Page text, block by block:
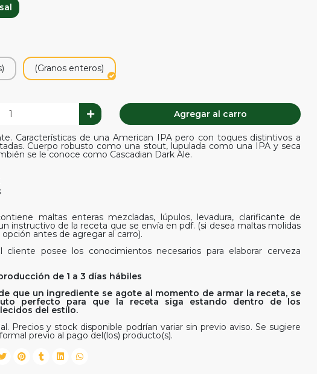
(Granos enteros)
Agregar al carro
Características de una American IPA pero con toques distintivos a
Cuerpo robusto como una stout, lupulada como una IPA y seca
se le conoce como Cascadian Dark Ale.
maltas enteras mezcladas, lúpulos, levadura, clarificante de
instructivo de la receta que se envía en pdf. (si desea maltas molidas
antes de agregar al carro).
cliente posee los conocimientos necesarios para elaborar cerveza
de 1 a 3 días hábiles
que un ingrediente se agote al momento de armar la receta, se
perfecto para que la receta siga estando dentro de los
del estilo.
Precios y stock disponible podrían variar sin previo aviso. Se sugiere
previo al pago del(los) producto(s).